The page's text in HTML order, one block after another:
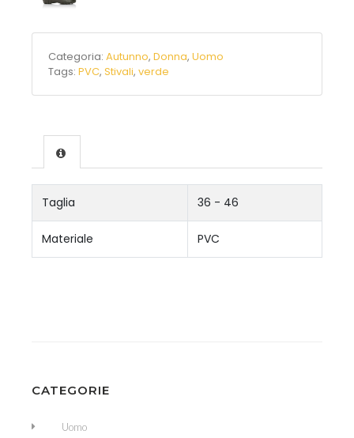
Categoria: Autunno, Donna, Uomo
Tags: PVC, Stivali, verde
Taglia 36 - 46
Materiale PVC
CATEGORIE
Uomo